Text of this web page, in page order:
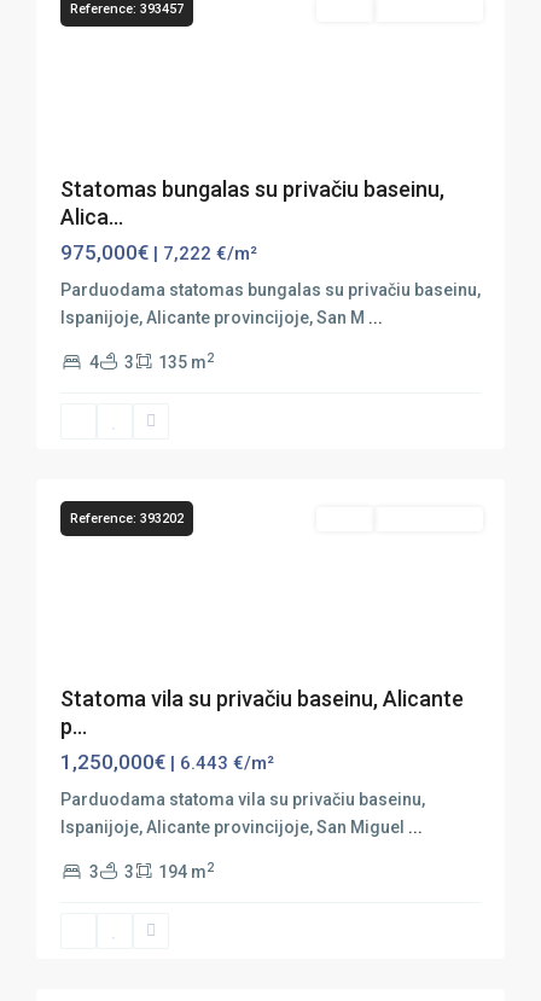
Reference: 393457
Statomas bungalas su privačiu baseinu,
Alica...
975,000€ | 7,222 €/m²
Parduodama statomas bungalas su privačiu baseinu,
Ispanijoje, Alicante provincijoje, San M ...
4 3 135 m2
San
Reference: 393202
Statoma vila su privačiu baseinu, Alicante
p...
1,250,000€ | 6.443 €/m²
Parduodama statoma vila su privačiu baseinu,
Ispanijoje, Alicante provincijoje, San Miguel ...
3 3 194 m2
San